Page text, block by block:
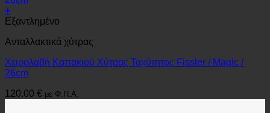
+
Εξαντλημένο
Ανταλλακτικά χύτρας
Χειρολαβή Καπακιού Xύτρας Ταχύτητος Fissler / Magic /
26cm
120.00 € με Φ.Π.Α.